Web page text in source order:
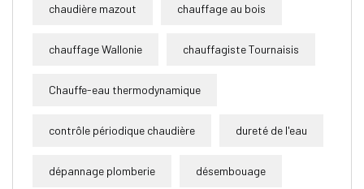
chaudière mazout chauffage au bois
chauffage Wallonie chauffagiste Tournaisis
Chauffe-eau thermodynamique
contrôle périodique chaudière dureté de l'eau
dépannage plomberie désembouage